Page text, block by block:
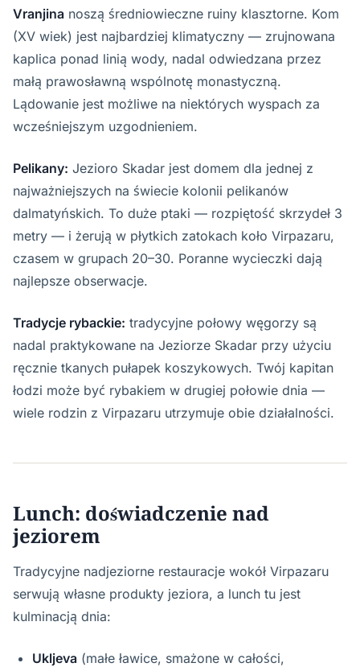
Vranjina noszą średniowieczne ruiny klasztorne. Kom
(XV wiek) jest najbardziej klimatyczny — zrujnowana
kaplica ponad linią wody, nadal odwiedzana przez
małą prawosławną wspólnotę monastyczną.
Lądowanie jest możliwe na niektórych wyspach za
wcześniejszym uzgodnieniem.
Pelikany: Jezioro Skadar jest domem dla jednej z
najważniejszych na świecie kolonii pelikanów
dalmatyńskich. To duże ptaki — rozpiętość skrzydeł 3
metry — i żerują w płytkich zatokach koło Virpazaru,
czasem w grupach 20–30. Poranne wycieczki dają
najlepsze obserwacje.
Tradycje rybackie: tradycyjne połowy węgorzy są
nadal praktykowane na Jeziorze Skadar przy użyciu
ręcznie tkanych pułapek koszykowych. Twój kapitan
łodzi może być rybakiem w drugiej połowie dnia —
wiele rodzin z Virpazaru utrzymuje obie działalności.
Lunch: doświadczenie nad
jeziorem
Tradycyjne nadjeziorne restauracje wokół Virpazaru
serwują własne produkty jeziora, a lunch tu jest
kulminacją dnia:
Ukljeva (małe ławice, smażone w całości,